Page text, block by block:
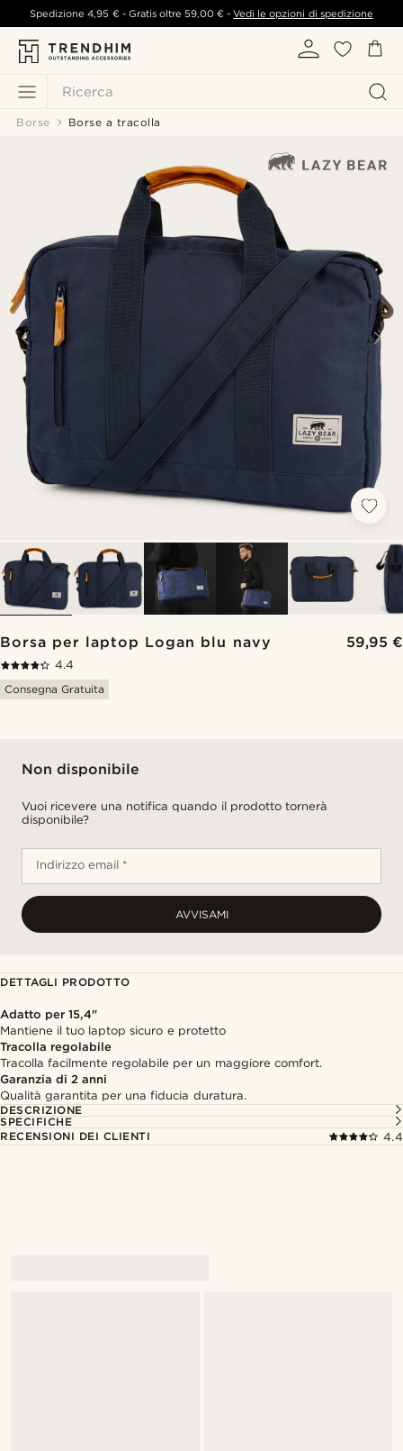
Ricerca
Spedizione4,95 €- Gratis oltre 59,00 € -Vedi le opzioni di spedizione
Borse Borse a tracolla
Borsa per laptop Logan blu navy 59,95 €
4.4
Consegna Gratuita
Non disponibile
Vuoi ricevere una notifica quando il prodotto tornerà
disponibile?
Indirizzo email *
AVVISAMI
DETTAGLI PRODOTTO
Adatto per 15,4"
Mantiene il tuo laptop sicuro e protetto
Tracolla regolabile
Tracolla facilmente regolabile per un maggiore comfort.
Garanzia di 2 anni
Qualità garantita per una fiducia duratura.
DESCRIZIONE
SPECIFICHE
RECENSIONI DEI CLIENTI
4.4